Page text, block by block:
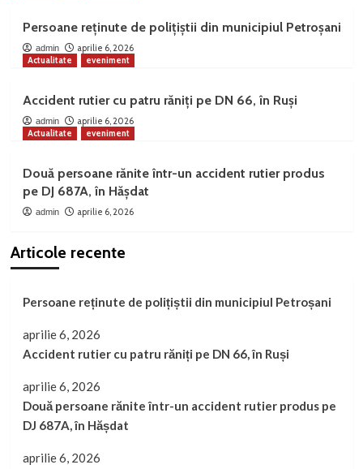
Persoane reținute de polițiștii din municipiul Petroșani
admin
aprilie 6, 2026
Actualitate
eveniment
Accident rutier cu patru răniți pe DN 66, în Ruși
admin
aprilie 6, 2026
Actualitate
eveniment
Două persoane rănite într-un accident rutier produs
pe DJ 687A, în Hășdat
admin aprilie 6, 2026
Articole recente
Persoane reținute de polițiștii din municipiul Petroșani
aprilie 6, 2026
Accident rutier cu patru răniți pe DN 66, în Ruși
aprilie 6, 2026
Două persoane rănite într-un accident rutier produs pe
DJ 687A, în Hășdat
aprilie 6, 2026